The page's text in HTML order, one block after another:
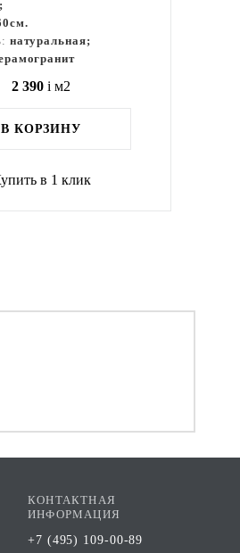
натуральная;
2 390 i м2
В КОРЗИНУ
в 1 клик
КОНТАКТНАЯ
ИНФОРМАЦИЯ
+7 (495) 109-00-89